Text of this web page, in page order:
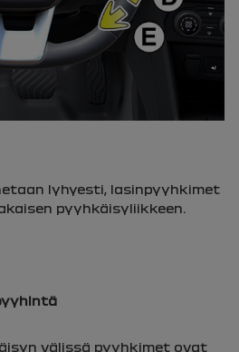
lyhyesti, lasinpyyhkimet
pyyhkäisyliikkeen.
välissä pyyhkimet ovat